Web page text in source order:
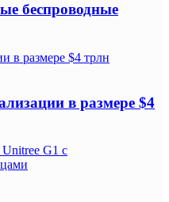
беспроводные
в размере $4 трлн
в размере $4
G1 с